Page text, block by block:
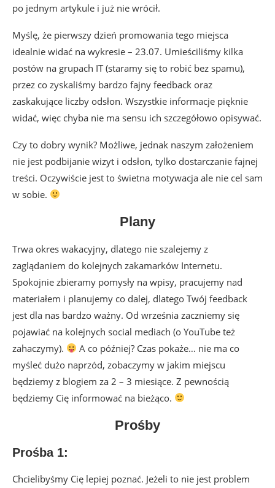
po jednym artykule i już nie wrócił.
Myślę, że pierwszy dzień promowania tego miejsca
idealnie widać na wykresie – 23.07. Umieściliśmy kilka
postów na grupach IT (staramy się to robić bez spamu),
przez co zyskaliśmy bardzo fajny feedback oraz
zaskakujące liczby odsłon. Wszystkie informacje pięknie
widać, więc chyba nie ma sensu ich szczegółowo opisywać.
Czy to dobry wynik? Możliwe, jednak naszym założeniem
nie jest podbijanie wizyt i odsłon, tylko dostarczanie fajnej
treści. Oczywiście jest to świetna motywacja ale nie cel sam
w sobie.
Plany
Trwa okres wakacyjny, dlatego nie szalejemy z
zaglądaniem do kolejnych zakamarków Internetu.
Spokojnie zbieramy pomysły na wpisy, pracujemy nad
materiałem i planujemy co dalej, dlatego Twój feedback
jest dla nas bardzo ważny. Od września zaczniemy się
pojawiać na kolejnych social mediach (o YouTube też
zahaczymy).
A co później? Czas pokaże… nie ma co
myśleć dużo naprzód, zobaczymy w jakim miejscu
będziemy z blogiem za 2 – 3 miesiące. Z pewnością
będziemy Cię informować na bieżąco.
Prośby
Prośba 1:
Chcielibyśmy Cię lepiej poznać. Jeżeli to nie jest problem